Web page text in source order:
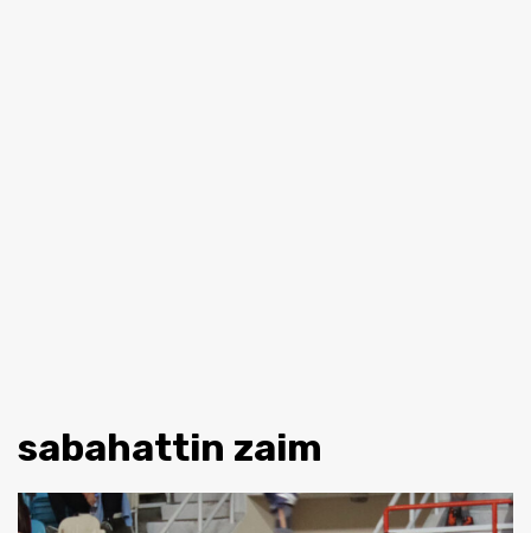
sabahattin zaim